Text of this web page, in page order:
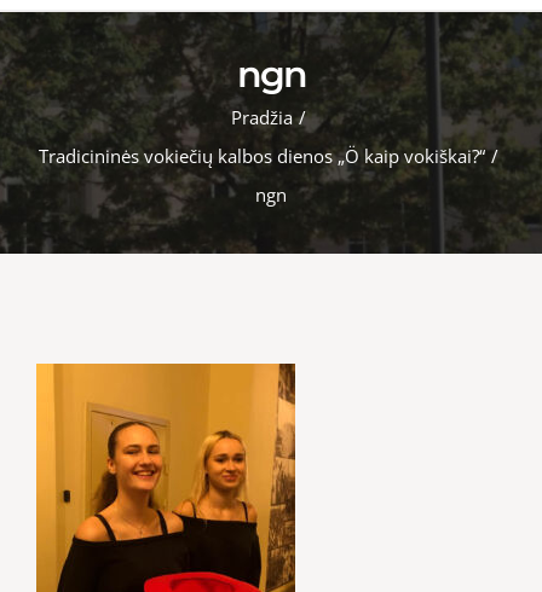
ngn
Pradžia /
Tradicininės vokiečių kalbos dienos „Ö kaip vokiškai?“ /
ngn